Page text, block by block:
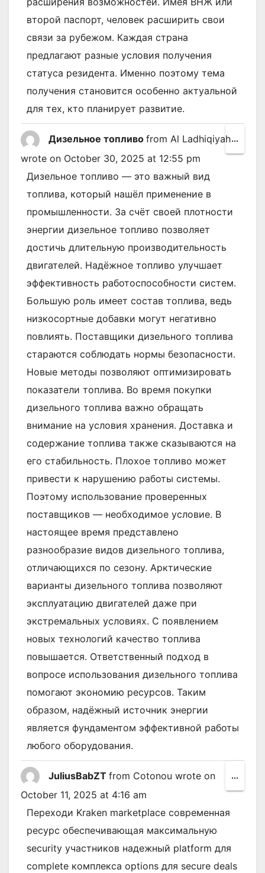
второй паспорт, человек расширить свои
связи за рубежом. Каждая страна
предлагают разные условия получения
статуса резидента. Именно поэтому тема
получения становится особенно актуальной
для тех, кто планирует развитие.
Дизельное топливо from Al Ladhiqiyah
wrote on October 30, 2025 at 12:55 pm
Дизельное топливо — это важный вид
топлива, который нашёл применение в
промышленности. За счёт своей плотности
энергии дизельное топливо позволяет
достичь длительную производительность
двигателей. Надёжное топливо улучшает
эффективность работоспособности систем.
Большую роль имеет состав топлива, ведь
низкосортные добавки могут негативно
повлиять. Поставщики дизельного топлива
стараются соблюдать нормы безопасности.
Новые методы позволяют оптимизировать
показатели топлива. Во время покупки
дизельного топлива важно обращать
внимание на условия хранения. Доставка и
содержание топлива также сказываются на
его стабильность. Плохое топливо может
привести к нарушению работы системы.
Поэтому использование проверенных
поставщиков — необходимое условие. В
настоящее время представлено
разнообразие видов дизельного топлива,
отличающихся по сезону. Арктические
варианты дизельного топлива позволяют
эксплуатацию двигателей даже при
экстремальных условиях. С появлением
новых технологий качество топлива
повышается. Ответственный подход в
вопросе использования дизельного топлива
помогают экономию ресурсов. Таким
образом, надёжный источник энергии
является фундаментом эффективной работы
любого оборудования.
...
this
JuliusBabZT from Cotonou wrote on
October 11, 2025 at 4:16 am
Переходи Kraken marketplace современная
ресурс обеспечивающая максимальную
security участников надежный platform для
complete комплекса options для secure deals
...
this